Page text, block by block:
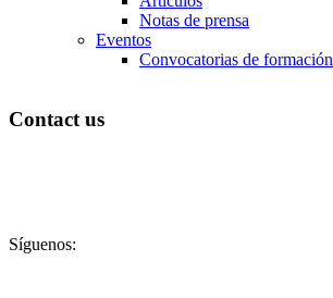
Notas de prensa
Eventos
Convocatorias de formación
Contact us
Síguenos: